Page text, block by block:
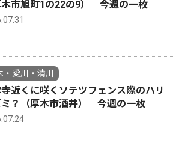
木市旭町1の22の9） 今週の一枚
・愛川・清川
近くに咲くソテツフェンス際のハリ
ミ？（厚木市酒井） 今週の一枚